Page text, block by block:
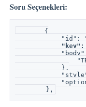
Soru Seçenekleri:
       {
"id":
            },
        },